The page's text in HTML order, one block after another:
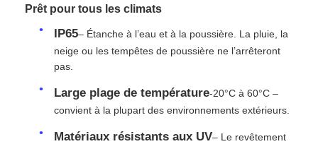
Écran LED SMD
Prêt pour tous les climats
IP65– Étanche à l’eau et à la poussière. La pluie, la
neige ou les tempêtes de poussière ne l’arrêteront
pas.
Large plage de température-20°C à 60°C –
convient à la plupart des environnements extérieurs.
Matériaux résistants aux UV– Le revêtement